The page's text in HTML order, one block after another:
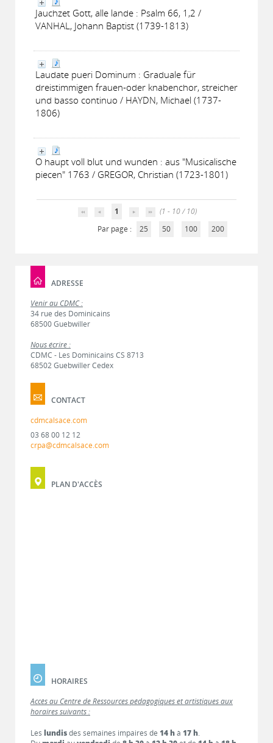
Jauchzet Gott, alle lande : Psalm 66, 1,2 /
VANHAL, Johann Baptist (1739-1813)
Laudate pueri Dominum : Graduale für
dreistimmigen frauen-oder knabenchor, streicher
und basso continuo / HAYDN, Michael (1737-
1806)
O haupt voll blut und wunden : aus "Musicalische
piecen" 1763 / GREGOR, Christian (1723-1801)
1
(1 - 10 / 10)
Par page :
25 50 100 200
ADRESSE
Venir au CDMC :
34 rue des Dominicains
68500 Guebwiller
Nous écrire :
CDMC - Les Dominicains CS 8713
68502 Guebwiller Cedex
CONTACT
cdmcalsace.com
03 68 00 12 12
crpa@cdmcalsace.com
PLAN D'ACCÈS
HORAIRES
Accès au Centre de Ressources pédagogiques et artistiques aux
horaires suivants :
Les lundisdes semaines impaires de 14 hà 17 h.